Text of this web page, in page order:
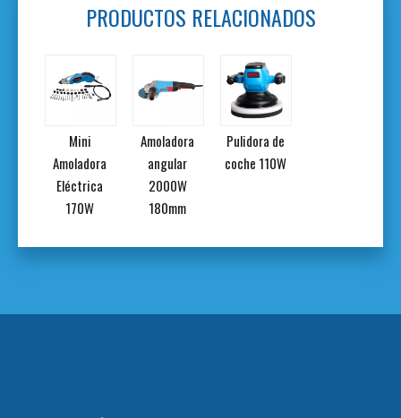
PRODUCTOS RELACIONADOS
Mini
Amoladora
Eléctrica
170W
Amoladora
angular
2000W
180mm
Pulidora de
coche 110W